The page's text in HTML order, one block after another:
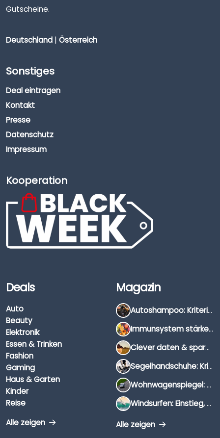
Gutscheine.
Deutschland | Österreich
Sonstiges
Deal eintragen
Kontakt
Presse
Datenschutz
Impressum
Kooperation
Deals
Auto
Beauty
Elektronik
Essen & Trinken
Fashion
Gaming
Haus & Garten
Kinder
Reise
Alle zeigen
Magazin
Autoshampoo: Kriterien, Unterschiede & Anwendung
Immunsystem stärken: Hausmittel, Vitamine & Wissenswertes
Clever daten & sparen: So findest du die besten Deals für Dates und Unternehmungen
Segelhandschuhe: Kriterien, Materialien & Tipps
Wohnwagenspiegel: Auswahl, Preise & Montage
Windsurfen: Einstieg, Ausrüstung & Tipps
Alle zeigen